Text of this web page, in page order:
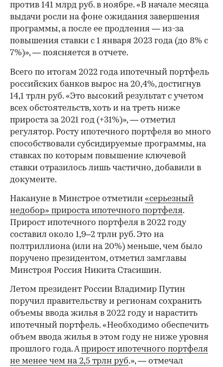
против 141 млрд руб. в ноябре. «В начале месяца
выдачи росли на фоне ожидания завершения
программы, а после ее продления — из-за
повышения ставки с 1 января 2023 года (до 8% с
7%)», — поясняется в отчете.
Всего по итогам 2022 года ипотечный портфель
российских банков вырос на 20,4%, достигнув
14,1 трлн руб. «Это высокий результат с учетом
всех обстоятельств, хоть и на треть ниже
прироста за 2021 год (+31%)», — отметил
регулятор. Росту ипотечного портфеля во много
способствовали субсидируемые программы, на
ставках по которым повышение ключевой
ставки отразилось лишь частично, добавили в
документе.
Накануне в Минстрое отметили «серьезный
недобор» прироста ипотечного портфеля.
Прирост ипотечного портфеля в 2022 году
составил около 1,9–2 трлн руб. Это на
полтриллиона (или на 20%) меньше, чем было
поручено президентом, отметил замглавы
Минстроя Россия Никита Стасишин.
Летом президент России Владимир Путин
поручил правительству и регионам сохранить
объемы ввода жилья в 2022 году и нарастить
ипотечный портфель. «Необходимо обеспечить
объем ввода жилья в этом году не ниже уровня
прошлого года. Априрост ипотечного портфеля
не менее чем на 2,5 трлн руб.», — отмечал